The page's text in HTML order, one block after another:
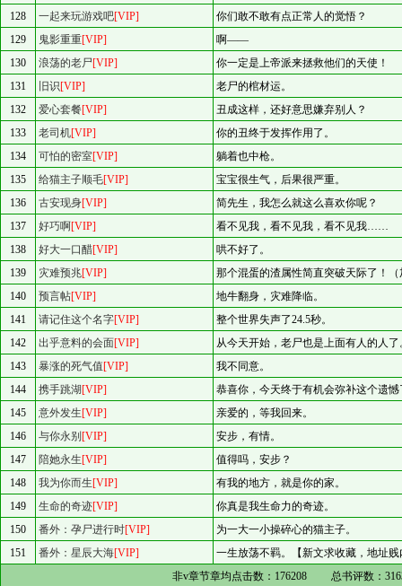
128
一起来玩游戏吧[VIP]
你们敢不敢有点正常人的觉悟？
129
鬼影重重[VIP]
啊——
130
浪荡的老尸[VIP]
你一定是上帝派来拯救他们的天使！
131
旧识[VIP]
老尸的棺材运。
132
爱心套餐[VIP]
丑成这样，还好意思嫌弃别人？
133
老司机[VIP]
你的丑终于发挥作用了。
134
可怕的密室[VIP]
躺着也中枪。
135
给猫主子顺毛[VIP]
宝宝很生气，后果很严重。
136
古安现身[VIP]
简先生，我怎么就这么喜欢你呢？
137
好巧啊[VIP]
看不见我，看不见我，看不见我……
138
好大一口醋[VIP]
哄不好了。
139
灾难预兆[VIP]
那个混蛋的渣属性简直突破天际了！
140
预言帖[VIP]
地牛翻身，灾难降临。
141
请记住这个名字[VIP]
整个世界失声了24.5秒。
142
出乎意料的会面[VIP]
从今天开始，老尸也是上面有人的人了
143
暴涨的死气值[VIP]
我不同意。
144
携手跳湖[VIP]
恭喜你，今天终于有机会弥补这个遗憾
145
意外发生[VIP]
亲爱的，等我回来。
146
与你永别 [VIP]
安步，有情。
147
陪她永生[VIP]
值得吗，安步？
148
我为你而生[VIP]
有我的地方，就是你的家。
149
生命的奇迹[VIP]
你真是我生命力的奇迹。
150
番外：孕尸进行时[VIP]
为一大一小操碎心的猫主子。
151
番外：星辰大海[VIP]
一生放荡不羁。【新文求收藏，地址贱
非v章节章均点击数： 176208 总书评数：